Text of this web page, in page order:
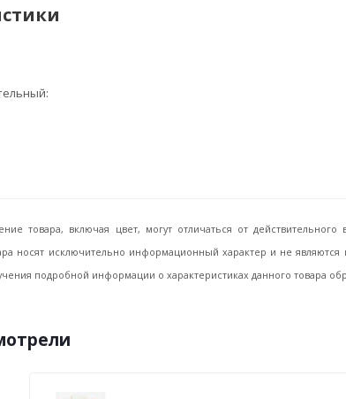
товара, включая цвет, могут отличаться от
носят исключительно информационный характер и не
подробной информации о характеристиках данного товара